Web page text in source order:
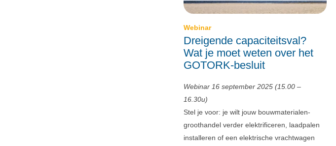
Webinar
Dreigende capaciteitsval?
Wat je moet weten over het
GOTORK-besluit
Webinar 16 september 2025 (15.00 –
16.30u)
Stel je voor: je wilt jouw bouwmaterialen-
groothandel verder elektrificeren, laadpalen
installeren of een elektrische vrachtwagen